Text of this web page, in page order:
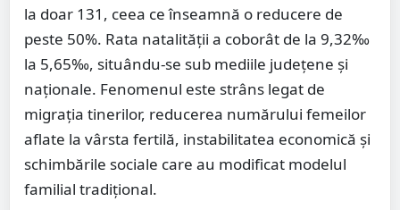
la doar 131, ceea ce înseamnă o reducere de
peste 50%. Rata natalității a coborât de la 9,32‰
la 5,65‰, situându-se sub mediile județene și
naționale. Fenomenul este strâns legat de
migrația tinerilor, reducerea numărului femeilor
aflate la vârsta fertilă, instabilitatea economică și
schimbările sociale care au modificat modelul
familial tradițional.